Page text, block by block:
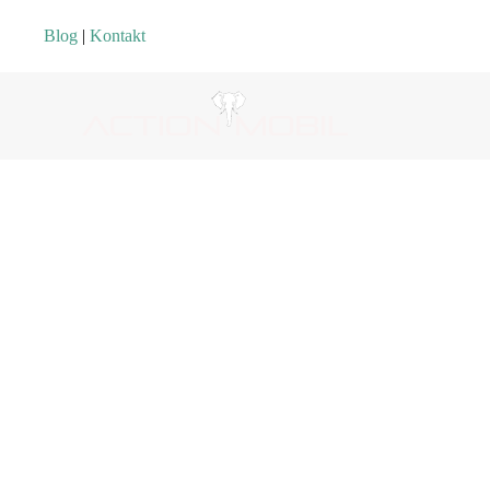
Blog | Kontakt